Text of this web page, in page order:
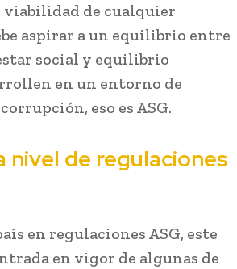
viabilidad de cualquier
aspirar a un equilibrio entre
social y equilibrio
en un entorno de
eso es ASG.
nivel de regulaciones
en regulaciones ASG, este
en vigor de algunas de